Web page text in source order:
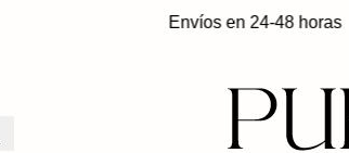
Envíos en 24-48 horas